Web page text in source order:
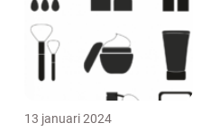
13 januari 2024